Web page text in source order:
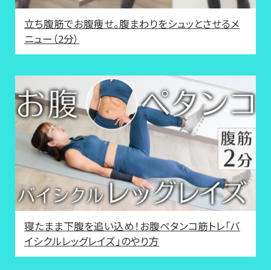
立ち腹筋でお腹痩せ。腹まわりをシュッとさせるメ
ニュー（2分）
寝たまま下腹を追い込め！お腹ペタンコ筋トレ「バ
イシクルレッグレイズ」のやり方